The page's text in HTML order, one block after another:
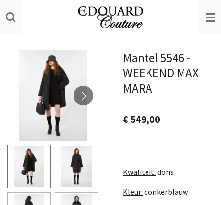
direct
hoofdinhoud
Mantel 5546 -
WEEKEND MAX
MARA
€ 549,00
Kwaliteit: dons
Kleur: donkerblauw